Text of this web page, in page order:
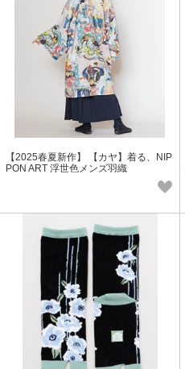
【2025春夏新作】 【カヤ】着る、NIP
PON ART 浮世色メンズ羽織